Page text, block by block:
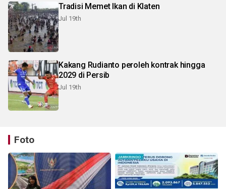
Tradisi Memet Ikan di Klaten
Jul 19th
Kakang Rudianto peroleh kontrak hingga
2029 di Persib
Jul 19th
Foto